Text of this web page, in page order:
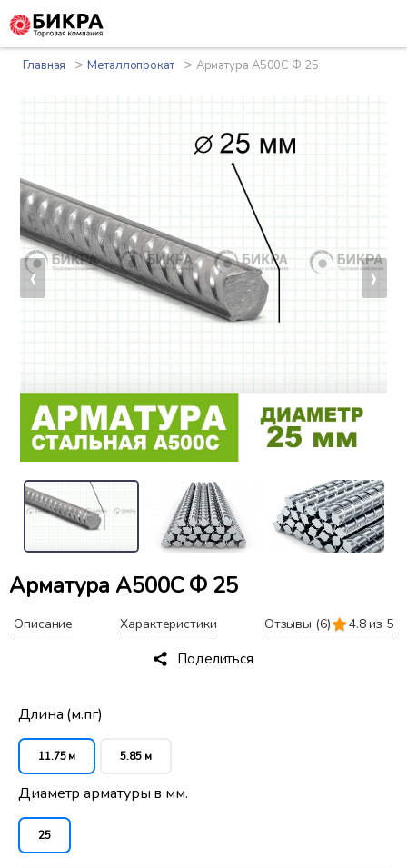
Главная >Металлопрокат > Арматура А500С Ф 25
‹ ›
Арматура А500С Ф 25
Описание Характеристики Отзывы (6) 4.8 из 5
Поделиться
Длина (м.пг)
11.75 м 5.85 м
Диаметр арматуры в мм.
25